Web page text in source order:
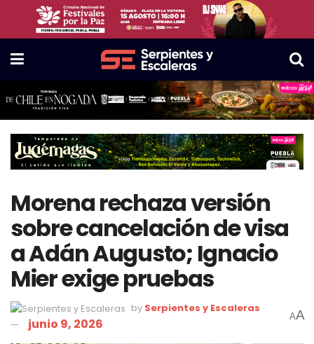
Morena rechaza versión
sobre cancelación de visa
a Adán Augusto; Ignacio
Mier exige pruebas
by Serpientes y Escaleras
junio 9, 2026 AA